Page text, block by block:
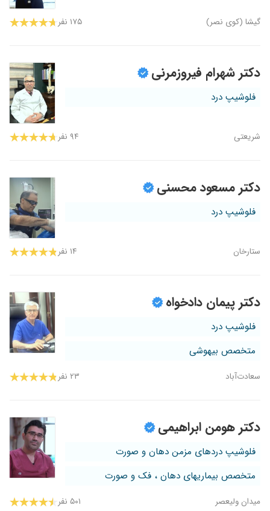
گیشا (کوی نصر) ۱۷۵ نفر
دکتر شهرام فیروزمرنی
فلوشیپ درد
شریعتی ۹۴ نفر
دکتر مسعود محسنی
فلوشیپ درد
ستارخان ۱۴ نفر
دکتر پیمان دادخواه
فلوشیپ درد
متخصص بیهوشی
سعادت‌آباد ۲۳ نفر
دکتر هومن ابراهیمی
فلوشیپ دردهای مزمن دهان و صورت
متخصص بیماریهای دهان ، فک و صورت
میدان ولیعصر ۵۰۱ نفر